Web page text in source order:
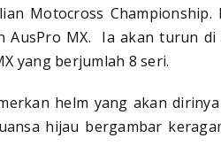
Motocross Championship.
AusPro MX. Ia akan turun di
yang berjumlah 8 seri.
helm yang akan
hijau bergambar